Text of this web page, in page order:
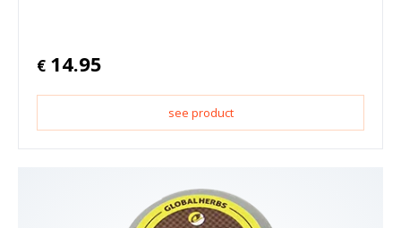
€ 14.95
see product